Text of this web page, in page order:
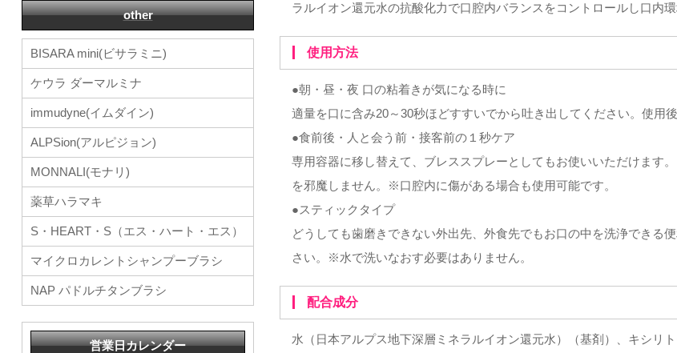
ラルイオン還元水の抗酸化力で口腔内バランスをコントロールし口内環
使用方法
●朝・昼・夜 口の粘着きが気になる時に
適量を口に含み20～30秒ほどすすいでから吐き出してください。使用
●食前後・人と会う前・接客前の１秒ケア
専用容器に移し替えて、ブレススプレーとしてもお使いいただけま
を邪魔しません。※口腔内に傷がある場合も使用可能です。
●スティックタイプ
どうしても歯磨きできない外出先、外食先でもお口の中を洗浄できる
さい。※水で洗いなおす必要はありません。
配合成分
水（日本アルプス地下深層ミネラルイオン還元水）（基剤）、キシリ
other
BISARA mini(ビサラミニ)
ケウラ ダーマルミナ
immudyne(イムダイン)
ALPSion(アルピジョン)
MONNALI(モナリ)
薬草ハラマキ
S・HEART・S（エス・ハート・エス）
マイクロカレントシャンプーブラシ
NAP パドルチタンブラシ
営業日カレンダー